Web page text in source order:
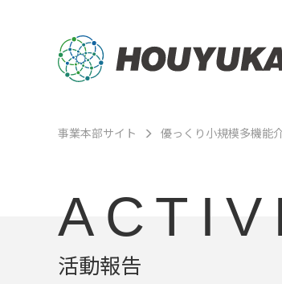
事業本部サイト 優っくり小規模多機能
活動報告